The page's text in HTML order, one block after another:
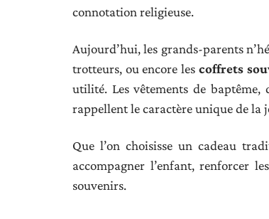
connotation religieuse.
Aujourd’hui, les grands-parents
trotteurs, ou encore les coffrets
utilité. Les vêtements de baptême,
rappellent le caractère unique de la
Que l’on choisisse un cadeau
accompagner l’enfant, renforcer
souvenirs.